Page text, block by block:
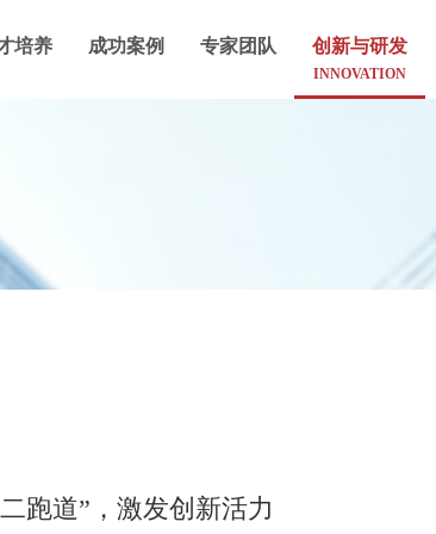
培养 成功案例 专家团队 创新与研发
INNOVATION
跑道”，激发创新活力